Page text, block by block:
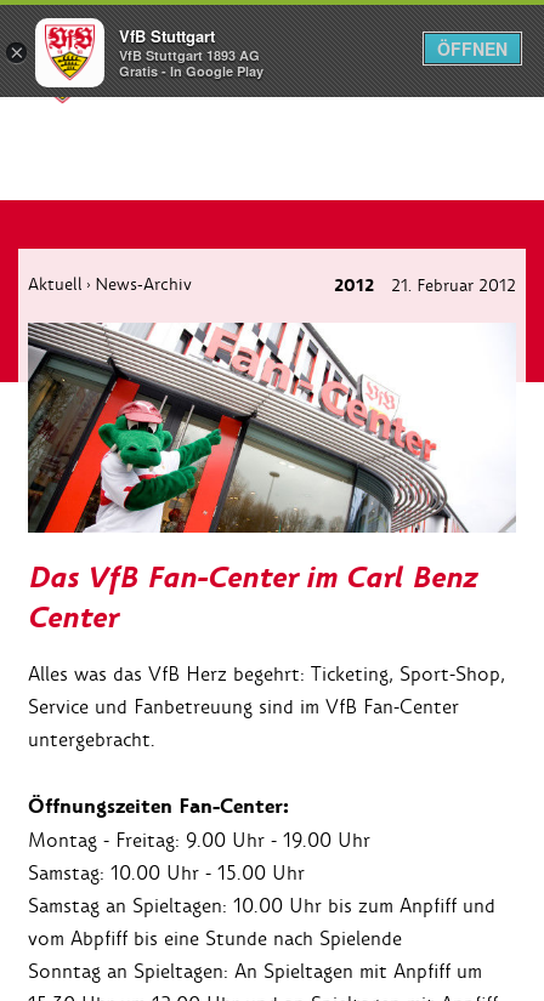
Menü
Aktuell › News-Archiv 2012 21. Februar 2012
Das VfB Fan-Center im Carl Benz
Center
Alles was das VfB Herz begehrt: Ticketing, Sport-Shop,
Service und Fanbetreuung sind im VfB Fan-Center
untergebracht.
Öffnungszeiten Fan-Center:
Montag - Freitag: 9.00 Uhr - 19.00 Uhr
Samstag: 10.00 Uhr - 15.00 Uhr
Samstag an Spieltagen: 10.00 Uhr bis zum Anpfiff und
vom Abpfiff bis eine Stunde nach Spielende
Sonntag an Spieltagen: An Spieltagen mit Anpfiff um
×
VfB Stuttgart
VfB Stuttgart 1893 AG
Gratis - In Google Play
ÖFFNEN